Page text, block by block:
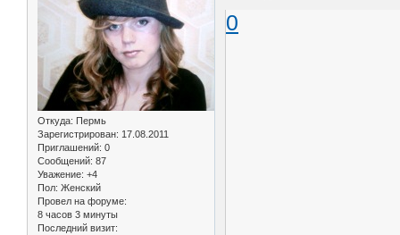
Откуда: Пермь
Зарегистрирован: 17.08.2011
Приглашений: 0
Сообщений: 87
Уважение: +4
Пол: Женский
Провел на форуме:
8 часов 3 минуты
Последний визит:
0